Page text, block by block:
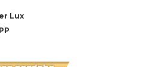
Lux